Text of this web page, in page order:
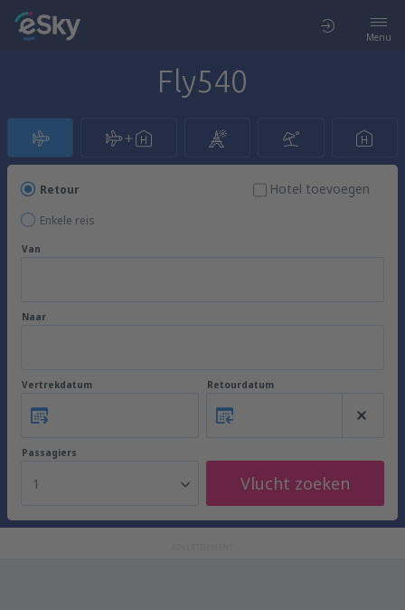
Menu
Fly540
Retour
Enkele reis
Hotel toevoegen
Van
Naar
Vertrekdatum Retourdatum
Passagiers
1 Vlucht zoeken